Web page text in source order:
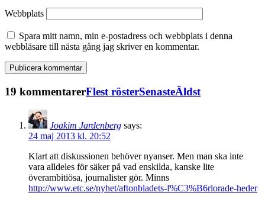
Webbplats
Spara mitt namn, min e-postadress och webbplats i denna
webbläsare till nästa gång jag skriver en kommentar.
19 kommentarerFlest rösterSenasteÄldst
Joakim Jardenberg says:
24 maj 2013 kl. 20:52
Klart att diskussionen behöver nyanser. Men man ska inte
vara alldeles för säker på vad enskilda, kanske lite
överambitiösa, journalister gör. Minns
http://www.etc.se/nyhet/aftonbladets-f%C3%B6rlorade-heder